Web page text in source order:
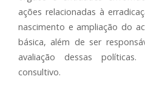
ações relacionadas à
nascimento e ampliação do
básica, além de ser
avaliação dessas
consultivo.